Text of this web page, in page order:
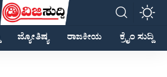
ಜ್ಯೋತಿಷ್ಯ ರಾಜಕೀಯ ಕ್ರೈಂ ಸುದ್ದಿ